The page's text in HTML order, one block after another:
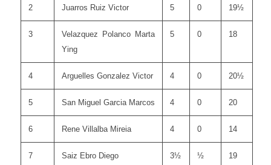
2 Juarros Ruiz Victor 5 0 19½
3
Velazquez Polanco Marta
Ying
5 0 18
4 Arguelles Gonzalez Victor 4 0 20½
5 San Miguel Garcia Marcos 4 0 20
6 Rene Villalba Mireia 4 0 14
7 Saiz Ebro Diego 3½ ½ 19